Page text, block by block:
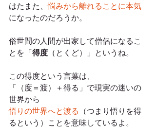
はたまた、悩みから離れることに本気
になったのだろうか。
俗世間の人間が出家して僧侶になるこ
とを「得度 （とくど）」というね。
この得度という言葉は、
「（度＝渡）＋得る」で現実の迷いの
世界から
悟りの世界へと渡る （つまり悟りを得
るという）ことを意味しているよ。